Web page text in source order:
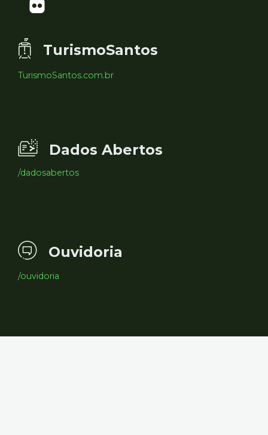
TurismoSantos
TurismoSantos.com.br
Dados Abertos
/dadosabertos
Ouvidoria
/ouvidoria